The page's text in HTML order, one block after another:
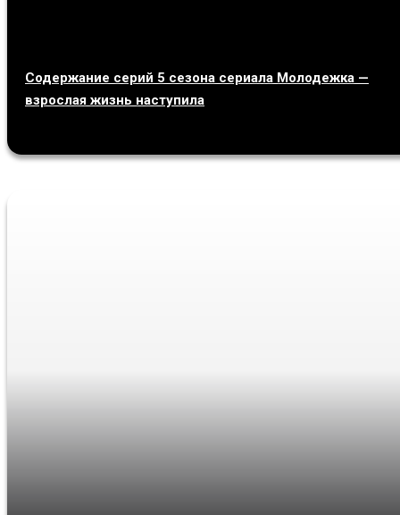
Содержание серий 5 сезона сериала Молодежка —
взрослая жизнь наступила